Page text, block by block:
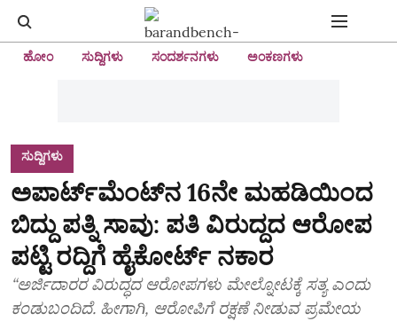
ಹೋಂ ಸುದ್ದಿಗಳು ಸಂದರ್ಶನಗಳು ಅಂಕಣಗಳು
ಸುದ್ದಿಗಳು
ಅಪಾರ್ಟ್‌ಮೆಂಟ್‌ನ 16ನೇ ಮಹಡಿಯಿಂದ
ಬಿದ್ದು ಪತ್ನಿ ಸಾವು: ಪತಿ ವಿರುದ್ದದ ಆರೋಪ
ಪಟ್ಟಿ ರದ್ದಿಗೆ ಹೈಕೋರ್ಟ್‌ ನಕಾರ
“ಅರ್ಜಿದಾರರ ವಿರುದ್ಧದ ಆರೋಪಗಳು ಮೇಲ್ನೋಟಕ್ಕೆ ಸತ್ಯ ಎಂದು
ಕಂಡುಬಂದಿದೆ. ಹೀಗಾಗಿ, ಆರೋಪಿಗೆ ರಕ್ಷಣೆ ನೀಡುವ ಪ್ರಮೇಯ